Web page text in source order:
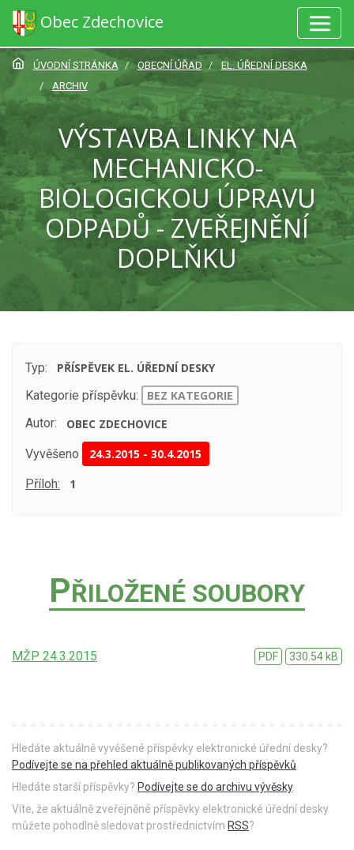
Obec Zdechovice
ÚVODNÍ STRÁNKA OBECNÍ ÚŘAD
EL. ÚŘEDNÍ DESKA
ARCHIV
VÝSTAVBA LINKY NA
MECHANICKO-
BIOLOGICKOU ÚPRAVU
ODPADŮ - ZVEŘEJNĚNÍ
DOPLŇKU
Typ:
PŘÍSPĚVEK EL. ÚŘEDNÍ DESKY
Kategorie příspěvku:
BEZ KATEGORIE
Autor:
OBEC ZDECHOVICE
Vyvěšeno 24.3.2015 -30.4.2015
Příloh: 1
PŘILOŽENÉ SOUBORY
MŽP 24.3.2015 PDF 330.54 kB
Hledáte aktuálně vyvěšené příspěvky elektronické úřední desky?
Podívejte se na přehled aktuálně publikovaných příspěvků
Hledáte starší příspěvky? Podívejte se do archivu vývěsky.
Víte, že aktuálně zveřejněné příspěvky elektronické úřední desky
můžete pohodlně sledovat prostřednictvím RSS?